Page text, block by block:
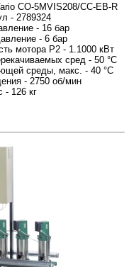
CO-5MVIS208/CC-EB-R
- 2789324
- 16 бар
- 6 бар
мотора P2 - 1.1000 кВт
сред - 50 °C
среды, макс. - 40 °C
- 2750 об/мин
- 126 кг